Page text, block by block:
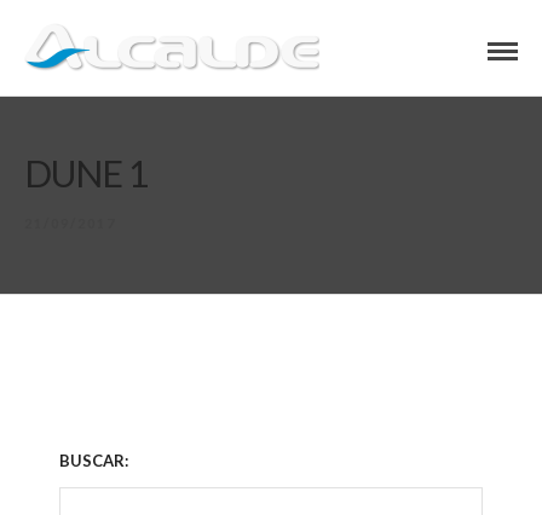
DUNE 1
BUSCAR: